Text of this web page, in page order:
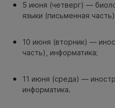
5 июня (четверг) —
языки (письменная
10 июня (вторник) —
часть), информатика;
11 июня (среда) —
информатика.